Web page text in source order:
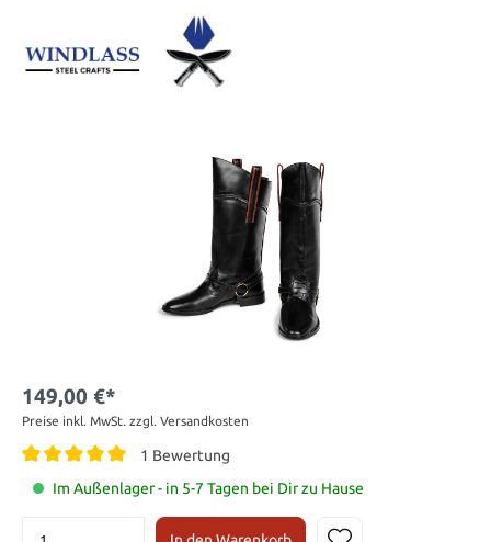
149,00 €*
Preise inkl. MwSt. zzgl. Versandkosten
1 Bewertung
Im Außenlager - in 5-7 Tagen bei Dir zu Hause